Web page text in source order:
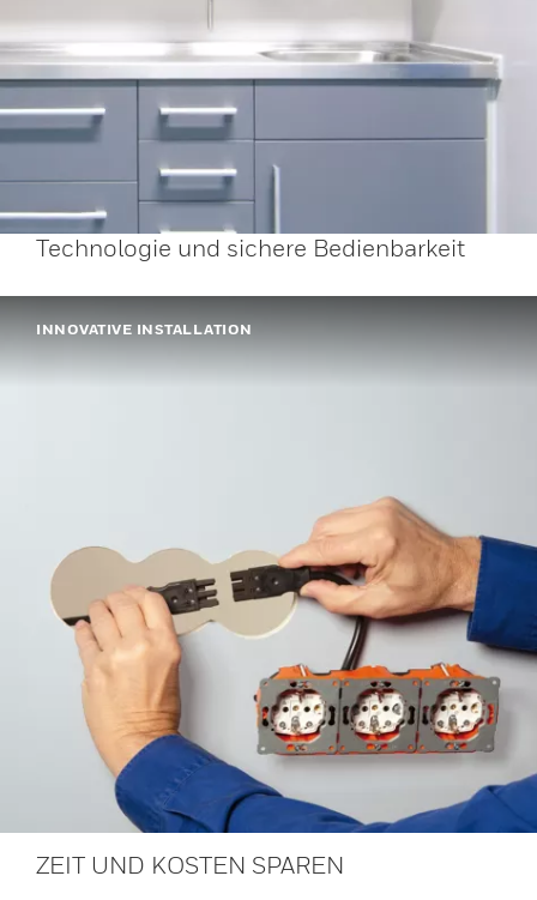
Technologie und sichere Bedienbarkeit
INNOVATIVE INSTALLATION
ZEIT UND KOSTEN SPAREN